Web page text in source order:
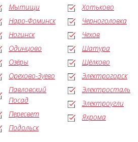
Мытищи
Наро-Фоминск
Ногинск
Одинцово
Озёры
Орехово-Зуево
Павловский
Посад
Пересвет
Подольск
Хотьково
Черноголовка
Чехов
Шатура
Щёлково
Электрогорск
Электросталь
Электроугли
Яхрома